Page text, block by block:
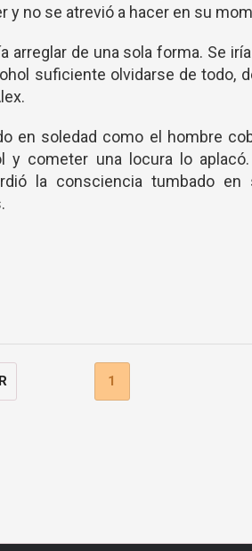
y no se atrevió a hacer en su
arreglar de una sola forma. Se
suficiente olvidarse de todo,
en soledad como el hombre
y cometer una locura lo
la consciencia tumbado
1